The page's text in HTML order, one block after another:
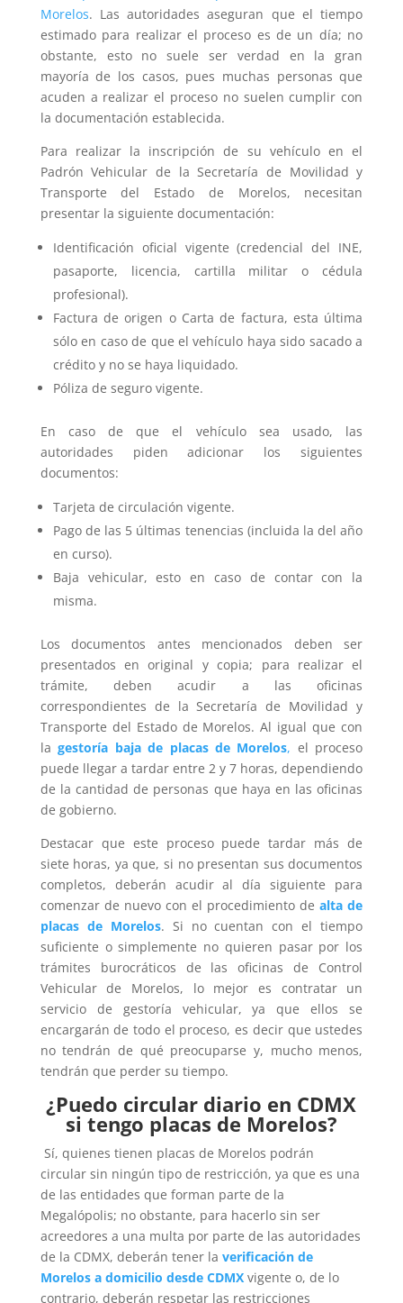
Morelos. Las autoridades aseguran que el tiempo
estimado para realizar el proceso es de un día; no
obstante, esto no suele ser verdad en la gran
mayoría de los casos, pues muchas personas que
acuden a realizar el proceso no suelen cumplir con
la documentación establecida.
Para realizar la inscripción de su vehículo en el
Padrón Vehicular de la Secretaría de Movilidad y
Transporte del Estado de Morelos, necesitan
presentar la siguiente documentación:
Identificación oficial vigente (credencial del INE,
pasaporte, licencia, cartilla militar o cédula
profesional).
Factura de origen o Carta de factura, esta última
sólo en caso de que el vehículo haya sido sacado a
crédito y no se haya liquidado.
Póliza de seguro vigente.
En caso de que el vehículo sea usado, las
autoridades piden adicionar los siguientes
documentos:
Tarjeta de circulación vigente.
Pago de las 5 últimas tenencias (incluida la del año
en curso).
Baja vehicular, esto en caso de contar con la
misma.
Los documentos antes mencionados deben ser
presentados en original y copia; para realizar el
trámite, deben acudir a las oficinas
correspondientes de la Secretaría de Movilidad y
Transporte del Estado de Morelos. Al igual que con
lagestoría baja de placas de Morelos, el proceso
puede llegar a tardar entre 2 y 7 horas, dependiendo
de la cantidad de personas que haya en las oficinas
de gobierno.
Destacar que este proceso puede tardar más de
siete horas, ya que, si no presentan sus documentos
completos, deberán acudir al día siguiente para
comenzar de nuevo con el procedimiento dealta de
placas de Morelos. Si no cuentan con el tiempo
suficiente o simplemente no quieren pasar por los
trámites burocráticos de las oficinas de Control
Vehicular de Morelos, lo mejor es contratar un
servicio de gestoría vehicular, ya que ellos se
encargarán de todo el proceso, es decir que ustedes
no tendrán de qué preocuparse y, mucho menos,
tendrán que perder su tiempo.
¿Puedo circular diario en CDMX
si tengo placas de Morelos?
Sí, quienes tienen placas de Morelos podrán
circular sin ningún tipo de restricción, ya que es una
de las entidades que forman parte de la
Megalópolis; no obstante, para hacerlo sin ser
acreedores a una multa por parte de las autoridades
de la CDMX, deberán tener la verificación de
Morelos a domicilio desde CDMXvigente o, de lo
contrario, deberán respetar las restricciones